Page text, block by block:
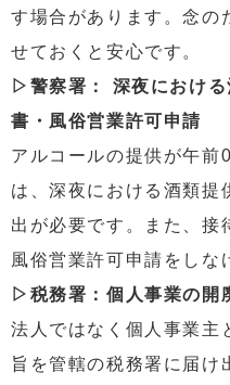
す場合があります。念の
せておくと安心です。
▷警察署： 深夜におけ
書・風俗営業許可申請
アルコールの提供が午前
は、深夜における酒類提
出が必要です。また、接
風俗営業許可申請をしな
▷税務署：個人事業の開
法人ではなく個人事業主
旨を管轄の税務署に届け